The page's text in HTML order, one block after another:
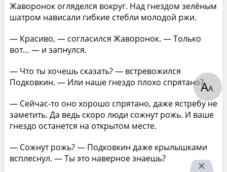
Жаворонок огляделся вокруг. Над гнездом зелёным
шатром нависали гибкие стебли молодой ржи.
— Красиво, — согласился Жаворонок. — Только
вот… — и запнулся.
— Что ты хочешь сказать? — встревожился
Подковкин. — Или наше гнездо плохо спрятано?
— Сейчас-то оно хорошо спрятано, даже ястребу не
заметить. Да ведь скоро люди сожнут рожь. И ваше
гнездо останется на открытом месте.
— Сожнут рожь? — Подковкин даже крылышками
всплеснул. — Ты это наверное знаешь?
АА